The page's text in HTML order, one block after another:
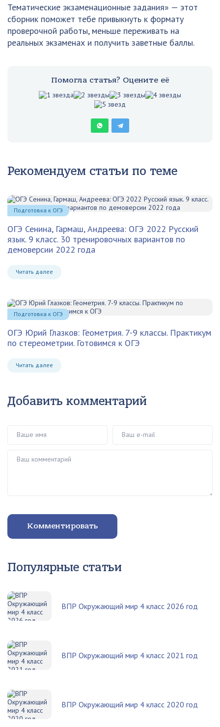
Тематические экзаменационные задания» — этот
сборник поможет тебе привыкнуть к формату
проверочной работы, меньше переживать на
реальных экзаменах и получить заветные баллы.
Помогла статья? Оцените её
Рекомендуем статьи по теме
ОГЭ Сенина, Гармаш, Андреева: ОГЭ 2022 Русский
язык. 9 класс. 30 тренировочных вариантов по
демоверсии 2022 года
Читать далее
Подготовка к ОГЭ
ОГЭ Юрий Глазков: Геометрия. 7-9 классы. Практикум
по стереометрии. Готовимся к ОГЭ
Читать далее
Подготовка к ОГЭ
Добавить комментарий
Комментировать
Популярные статьи
ВПР Окружающий мир 4 класс 2026 год
ВПР Окружающий мир 4 класс 2021 год
ВПР Окружающий мир 4 класс 2020 год